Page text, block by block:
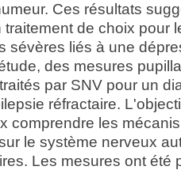
Ces résultats
traitement de choix pour
sévères liés à une
des mesures
par SNV pour un
réfractaire.
comprendre les
le système nerveux
Les mesures ont été